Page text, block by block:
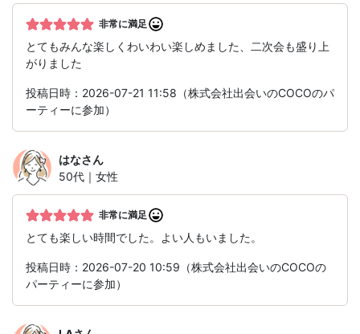
非常に満足
とてもみんな楽しくわいわい楽しめました、二次会も盛り上
がりました
投稿日時：2026-07-21 11:58（株式会社出会いのCOCOのパ
ーティーに参加）
はなさん
50代｜女性
非常に満足
とても楽しい時間でした。よい人もいました。
投稿日時：2026-07-20 10:59（株式会社出会いのCOCOの
パーティーに参加）